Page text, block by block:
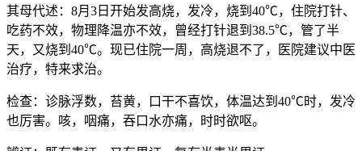
其母代述：8月3日开始发高烧，发冷，烧到40℃，住院打针、
吃药不效，物理降温亦不效，曾经打针退到38.5℃，管了半
天，又烧到40℃。现已住院一周，高烧退不了，医院建议中医
治疗，特来求治。
检查：诊脉浮数，苔黄，口干不喜饮，体温达到40℃时，发冷
也厉害。咳，咽痛，吞口水亦痛，时时欲呕。